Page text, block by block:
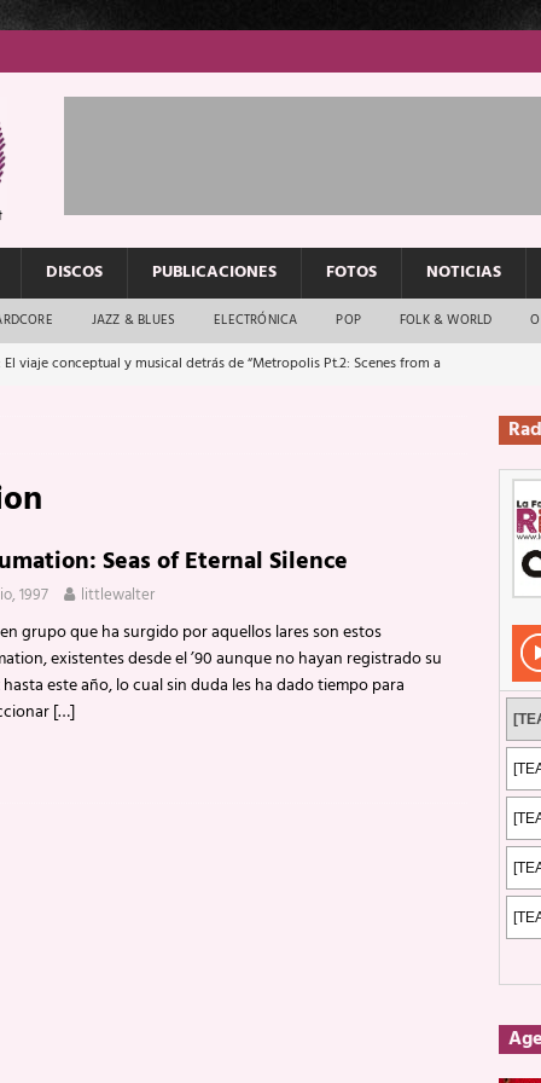
DISCOS PUBLICACIONES FOTOS NOTICIAS
JAZZ & BLUES ELECTRÓNICA POP FOLK & WORLD
El viaje conceptual y musical detrás de “Metropolis Pt.2: Scenes from a
El rock urbano sigue en buenas manos
que van a escucharte te saludan
certificados
ENTREVISTAS
2 de mayo de 2026 en Fuengirola
Su ‘aullido’ retumbó ferozmente en Fuengirola.
REPORTAJES
La historia de Nintendo Vol. 2 PUBLICACIONES
Seas of Eternal Silence
1997 littlewalter
grupo que ha surgido por aquellos lares son estos
existentes desde el ’90 aunque no hayan registrado su
este año, lo cual sin duda les ha dado tiempo para
[…]